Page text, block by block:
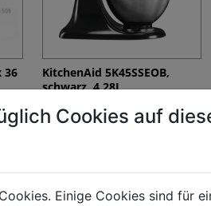
36
KitchenAid 5K45SSEOB,
schwarz, 4,28L
€ 764,25
Cookies auf
Einige Cookies sind für